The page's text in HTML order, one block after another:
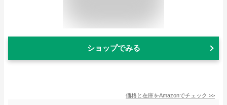
ショップでみる
価格と在庫をAmazonでチェック >>